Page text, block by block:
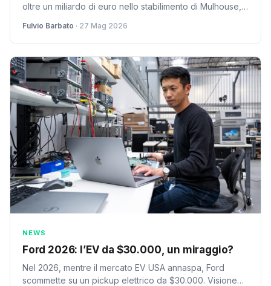
oltre un miliardo di euro nello stabilimento di Mulhouse,
generazione. Un passo cruciale nella strategia green
del colosso automobilistico, sostenuto dal presidente
Macron, per rafforzare la leadership francese nell'e-
mobility.
Fulvio Barbato · 27 Mag 2026
NEWS
Ford 2026: l’EV da $30.000, un miraggio?
Nel 2026, mentre il mercato EV USA annaspa, Ford
scommette su un pickup elettrico da $30.000. Visione